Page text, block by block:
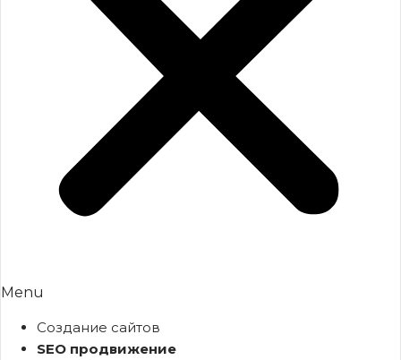
Menu
Создание сайтов
SEO продвижение